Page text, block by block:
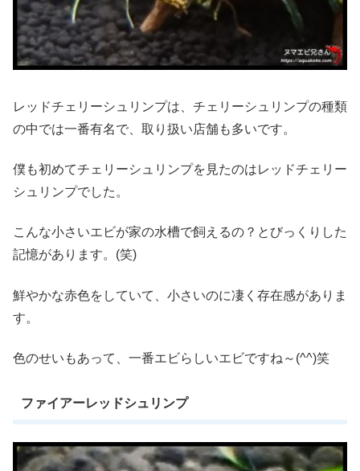
レッドチェリーシュリンプは、チェリーシュリンプの種類
の中では一番有名で、取り扱い店舗も多いです。
僕も初めてチェリーシュリンプを見たのはレッドチェリー
シュリンプでした。
こんな小さいエビが家の水槽で飼えるの？とびっくりした
記憶があります。(笑)
鮮やかな赤色をしていて、小さいのに凄く存在感がありま
す。
色のせいもあって、一番エビらしいエビですね～(^^)笑
ファイアーレッドシュリンプ